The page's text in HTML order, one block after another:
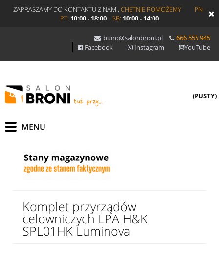
ZAPRASZAMY DO KONTAKTU Z NAMI, CHĘTNIE POMOŻEMY
PN -
PT: 10:00 - 18:00 SB: 10:00 - 14:00
biuro@salonbroni.pl
666 555 945
Facebook
Instagram YouTube
(PUSTY)
Komplet przyrządów
celowniczych LPA H&K
SPL01HK Luminova